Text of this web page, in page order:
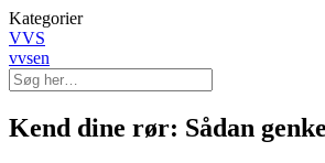
Kategorier
VVS
vvsen
Kend dine rør: Sådan